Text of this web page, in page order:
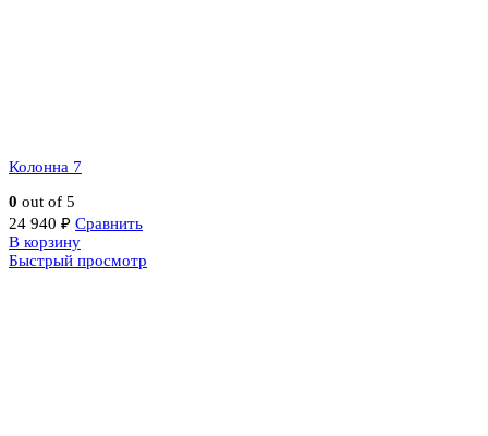
Колонна 7
0 out of 5
24 940 ₽ Сравнить
В корзину
Быстрый просмотр